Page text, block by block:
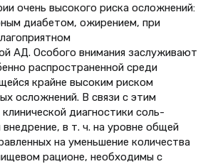
очень высокого риска осложнений:
диабетом, ожирением, при
АД. Особого внимания заслуживают
распространенной среди
крайне высоким риском
осложнений. В связи с этим
диагностики соль-
в т. ч. на уровне общей
на уменьшение количества
рационе, необходимы с